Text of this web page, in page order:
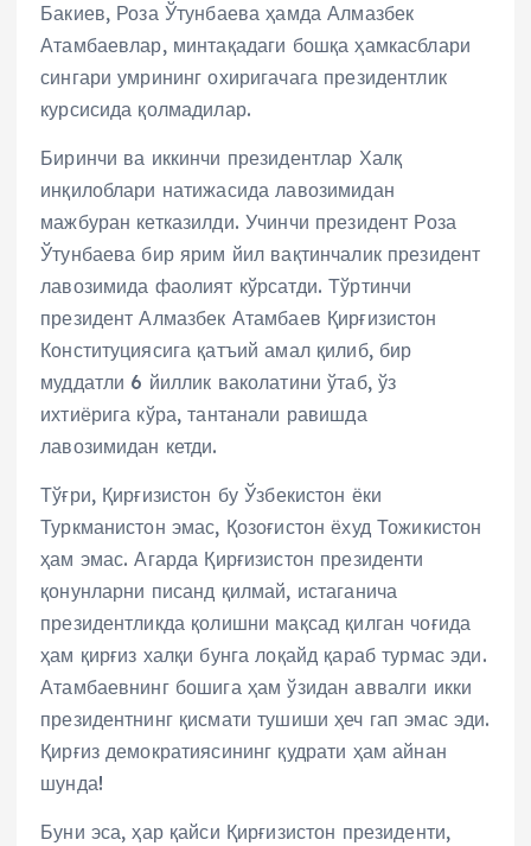
Бакиев, Роза Ўтунбаева ҳамда Алмазбек
Атамбаевлар, минтақадаги бошқа ҳамкасблари
сингари умрининг охиригачага президентлик
курсисида қолмадилар.
Биринчи ва иккинчи президентлар Халқ
инқилоблари натижасида лавозимидан
мажбуран кетказилди. Учинчи президент Роза
Ўтунбаева бир ярим йил вақтинчалик президент
лавозимида фаолият кўрсатди. Тўртинчи
президент Алмазбек Атамбаев Қирғизистон
Конституциясига қатъий амал қилиб, бир
муддатли 6 йиллик ваколатини ўтаб, ўз
ихтиёрига кўра, тантанали равишда
лавозимидан кетди.
Тўғри, Қирғизистон бу Ўзбекистон ёки
Туркманистон эмас, Қозоғистон ёхуд Тожикистон
ҳам эмас. Агарда Қирғизистон президенти
қонунларни писанд қилмай, истаганича
президентликда қолишни мақсад қилган чоғида
ҳам қирғиз халқи бунга лоқайд қараб турмас эди.
Атамбаевнинг бошига ҳам ўзидан аввалги икки
президентнинг қисмати тушиши ҳеч гап эмас эди.
Қирғиз демократиясининг қудрати ҳам айнан
шунда!
Буни эса, ҳар қайси Қирғизистон президенти,